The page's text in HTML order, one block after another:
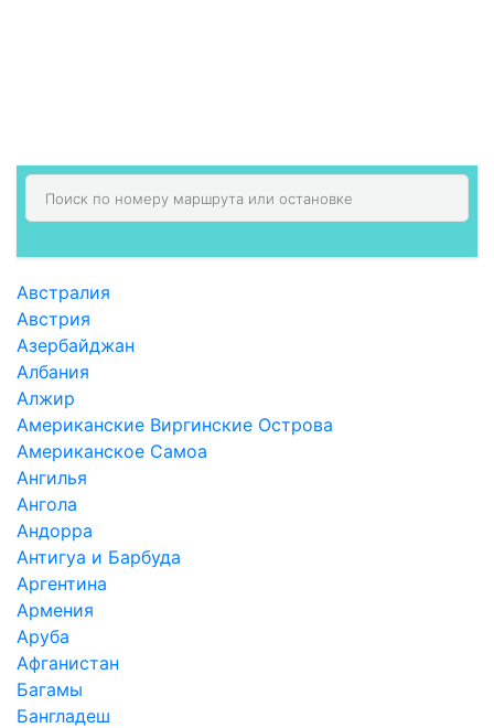
Австралия
Австрия
Азербайджан
Албания
Алжир
Американские Виргинские Острова
Американское Самоа
Ангилья
Ангола
Андорра
Антигуа и Барбуда
Аргентина
Армения
Аруба
Афганистан
Багамы
Бангладеш